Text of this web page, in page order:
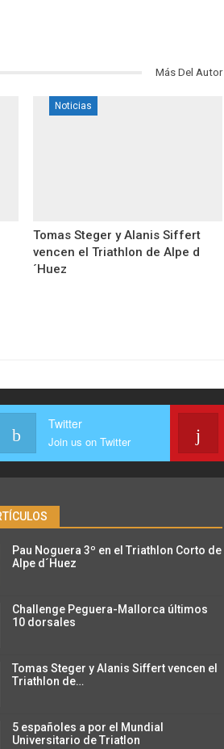
Más Del Autor
Noticias
Tomas Steger y Alanis Siffert
vencen el Triathlon de Alpe d
´Huez
Twitter
Join us on Twitter
Pau Noguera 3º en el Triathlon Corto de
Alpe d´Huez
Challenge Peguera-Mallorca últimos
10 dorsales
Tomas Steger y Alanis Siffert vencen el
Triathlon de…
5 españoles a por el Mundial
Universitario de Triatlon